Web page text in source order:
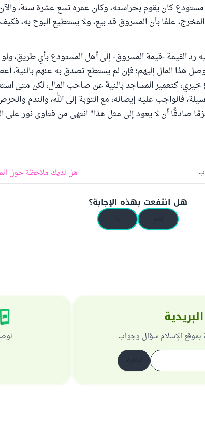
كان يقوم بحراسته، وكان عمره تسع عشرة سنة،
علمًا بأن المسروق قد بيع، ولا يستطيع البوح به، فكيف
القيمة -قيمة المسروق- إلى أهل المستودع بأي طريق،
هذا المال إليهم؛ فإن لم يستطع تصدق به عنهم بالنية،
كتعمير المساجد بالنية عن صاحب المال، لكن متى
فالواجب عليه إيصاله، مع التوبة إلى الله، والندم
صادقًا أن لا يعود إلى مثل هذا" انتهى من فتاوى نور على
هل لديك ملاحظة حول
هل انتفعت بهذه الإجابة؟
بموقع الإسلام سؤال وجواب